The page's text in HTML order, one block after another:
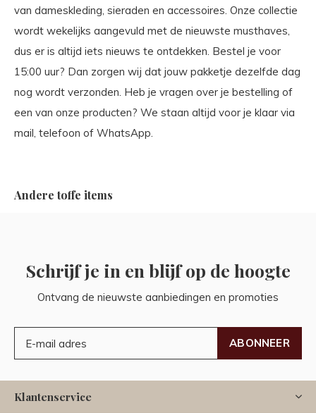
van dameskleding, sieraden en accessoires. Onze collectie
wordt wekelijks aangevuld met de nieuwste musthaves,
dus er is altijd iets nieuws te ontdekken. Bestel je voor
15:00 uur? Dan zorgen wij dat jouw pakketje dezelfde dag
nog wordt verzonden. Heb je vragen over je bestelling of
een van onze producten? We staan altijd voor je klaar via
mail, telefoon of WhatsApp.
Andere toffe items
Schrijf je in en blijf op de hoogte
Ontvang de nieuwste aanbiedingen en promoties
ABONNEER
Klantenservice